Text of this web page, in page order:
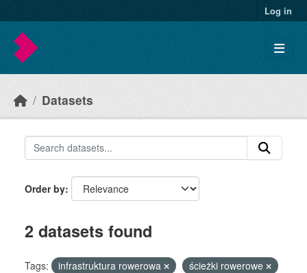
Log in
Datasets
Order by
2 datasets found
Tags: infrastruktura rowerowa
ścieżki rowerowe